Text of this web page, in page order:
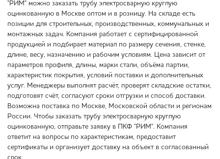
"РИМ" можно заказать трубу электросварную круглую
оцинкованную в Москве оптом и в розницу. На складе есть
позиции для строительных, производственных, коммунальных и
монтажных задач. Компания работает с сертифицированной
продукцией и подбирает материал по размеру сечения, стенке,
длине, весу, назначению и рабочим условиям. Цена зависит от
параметров профиля, длины, марки стали, объёма партии,
характеристик покрытия, условий поставки и дополнительных
услуг. Менеджеры выполнят расчёт, проверят складские остатки,
подготовят счёт, согласуют сроки отгрузки и способ доставки.
Возможна поставка по Москве, Московской области и регионам
России. Чтобы заказать трубу электросварную круглую
оцинкованную, отправьте заявку в ПКФ "РИМ". Компания
ответит на вопросы по характеристикам, предоставит
сертификаты и организует доставку на объект в согласованный
срок.